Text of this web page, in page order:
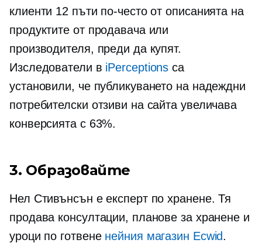
клиенти 12 пъти по-често от описанията на
продуктите от продавача или
производителя, преди да купят.
Изследователи в iPerceptions са
установили, че публикуването на надеждни
потребителски отзиви на сайта увеличава
конверсията с 63%.
3. Образовайте
Нел Стивънсън е експерт по хранене. Тя
продава консултации, планове за хранене и
уроци по готвене нейния магазин Ecwid.